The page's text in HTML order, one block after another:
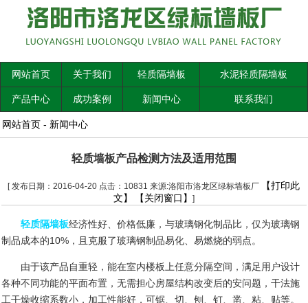
网站首页 关于我们 轻质隔墙板 水泥轻质隔墙板
产品中心 成功案例 新闻中心 联系我们
网站首页 - 新闻中心
轻质墙板产品检测方法及适用范围
[ 发布日期：2016-04-20 点击：10831 来源:洛阳市洛龙区绿标墙板厂
【打印此
文】
【关闭窗口】 ]
轻质隔墙板经济性好、价格低廉，与玻璃钢化制品比，仅为玻璃钢
制品成本的10% ，且克服了玻璃钢制品易化、易燃烧的弱点。
由于该产品自重轻，能在室内楼板上任意分隔空间，满足用户设计
各种不同功能的平面布置，无需担心房屋结构改变后的安问题，干法施
工干燥收缩系数小，加工性能好，可锯、切、刨、钉、凿、粘、贴等。